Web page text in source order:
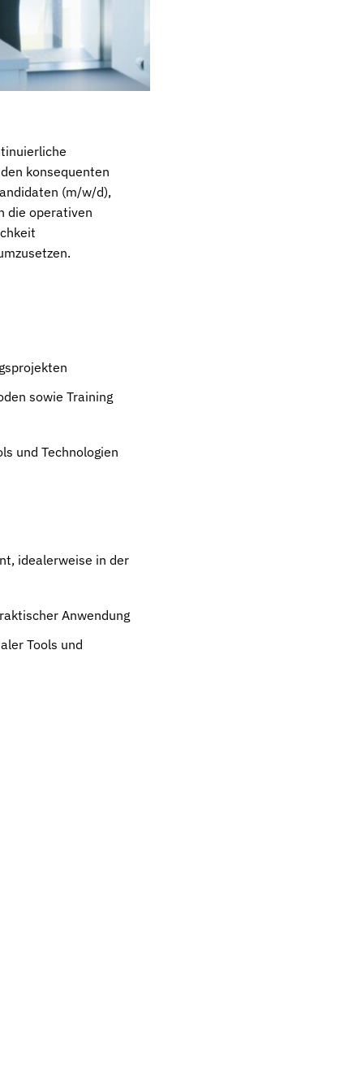
konsequenten
(m/w/d),
die operativen
sowie Training
und Technologien
idealerweise in der
Anwendung
Tools und